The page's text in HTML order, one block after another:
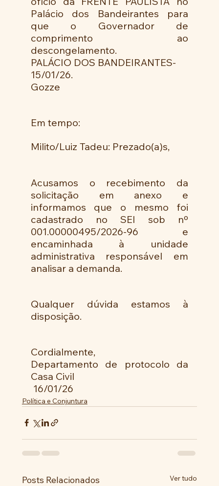
Palácio dos Bandeirantes para
que o Governador de
comprimento ao
descongelamento.
PALÁCIO DOS BANDEIRANTES-
15/01/26.
Gozze
Em tempo:
Milito/Luiz Tadeu: Prezado(a)s,
Acusamos o recebimento da
solicitação em anexo e
informamos que o mesmo foi
cadastrado no SEI sob nº
001.00000495/2026-96 e
encaminhada à unidade
administrativa responsável em
analisar a demanda.
Qualquer dúvida estamos à
disposição.
Cordialmente,
Departamento de protocolo da
Casa Civil
16/01/26
Política e Conjuntura
Posts Relacionados Ver tudo